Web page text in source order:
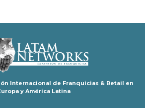
Internacional de Franquicias & Retail en
y América Latina